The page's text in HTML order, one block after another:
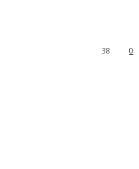
0
38